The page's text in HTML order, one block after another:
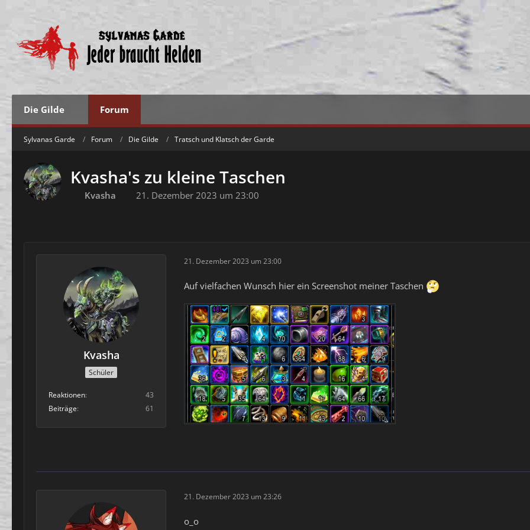
Die Gilde Forum
Sylvanas Garde Forum Die Gilde Tratsch und Klatsch der Garde
Kvasha's zu kleine Taschen
Kvasha 21. Dezember 2023 um 23:00
Kvasha
Schüler
Reaktionen
43
Beiträge
61
21. Dezember 2023 um 23:00
Auf vielfachen Wunsch hier ein Screenshot meiner Taschen
21. Dezember 2023 um 23:26
o_o